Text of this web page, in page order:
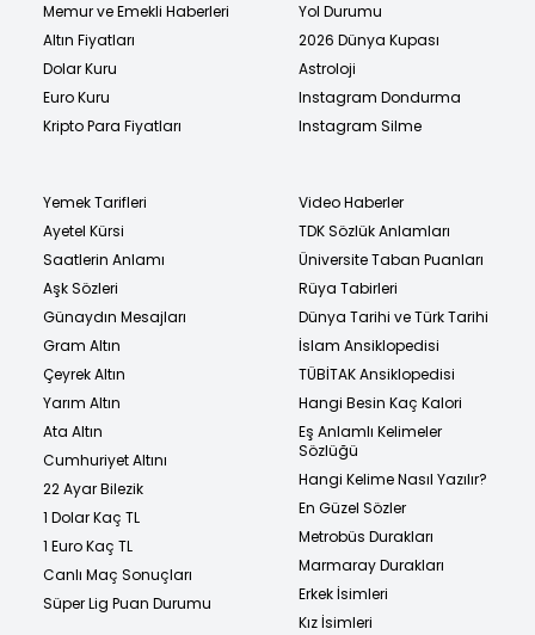
Memur ve Emekli Haberleri
Altın Fiyatları
Dolar Kuru
Euro Kuru
Kripto Para Fiyatları
Yol Durumu
2026 Dünya Kupası
Astroloji
Instagram Dondurma
Instagram Silme
Yemek Tarifleri
Ayetel Kürsi
Saatlerin Anlamı
Aşk Sözleri
Günaydın Mesajları
Gram Altın
Çeyrek Altın
Yarım Altın
Ata Altın
Cumhuriyet Altını
22 Ayar Bilezik
1 Dolar Kaç TL
1 Euro Kaç TL
Canlı Maç Sonuçları
Süper Lig Puan Durumu
Video Haberler
TDK Sözlük Anlamları
Üniversite Taban Puanları
Rüya Tabirleri
Dünya Tarihi ve Türk Tarihi
İslam Ansiklopedisi
TÜBİTAK Ansiklopedisi
Hangi Besin Kaç Kalori
Eş Anlamlı Kelimeler
Sözlüğü
Hangi Kelime Nasıl Yazılır?
En Güzel Sözler
Metrobüs Durakları
Marmaray Durakları
Erkek İsimleri
Kız İsimleri